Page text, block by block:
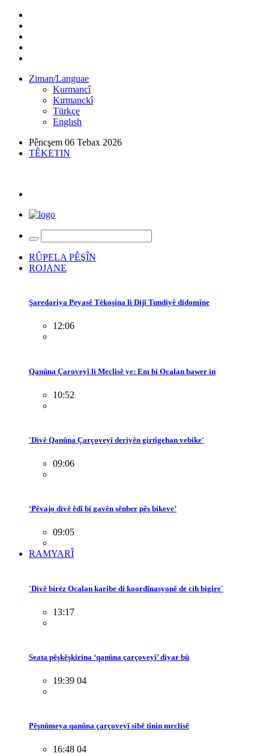
Ziman/Languae
Kurmancî
Kırmanckî
Türkçe
Englısh
Pêncşem 06 Tebax 2026
TÊKETIN
RÛPELA PÊŞÎN
ROJANE
Şaredariya Peyasê Têkoşîna li Dijî Tundiyê didomîne
12:06
Qanûna Çaroveyî li Meclisê ye: Em bi Ocalan bawer in
10:52
'Divê Qanûna Çarçoveyî deriyên girtîgehan vebike'
09:06
‘Pêvajo divê êdî bi gavên şênber pêş bikeve’
09:05
RAMYARÎ
'Divê birêz Ocalan karibe di koordînasyonê de cih bigire'
13:17
Seata pêşkêşkirina ‘qanûna çarçoveyî’ diyar bû
19:39 04
Pêşnûmeya qanûna çarçoveyî sibê tînin meclisê
16:48 04